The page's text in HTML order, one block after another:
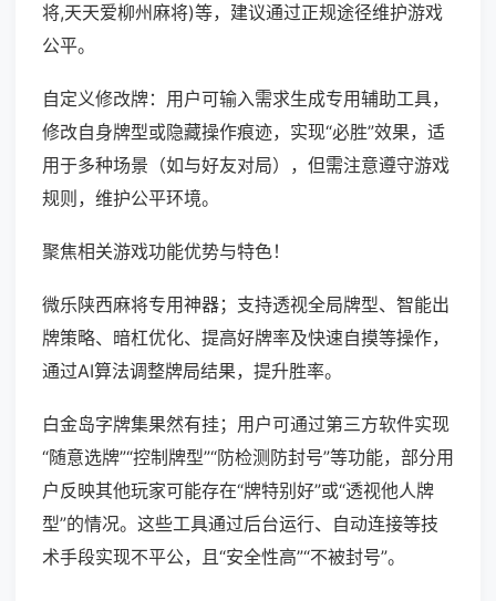
将,天天爱柳州麻将)等，建议通过正规途径维护游戏
公平。
自定义修改牌：用户可输入需求生成专用辅助工具，
修改自身牌型或隐藏操作痕迹，实现“必胜”效果，适
用于多种场景（如与好友对局），但需注意遵守游戏
规则，维护公平环境。
聚焦相关游戏功能优势与特色！
微乐陕西麻将专用神器；支持透视全局牌型、智能出
牌策略、暗杠优化、提高好牌率及快速自摸等操作，
通过AI算法调整牌局结果，提升胜率。
白金岛字牌集果然有挂；用户可通过第三方软件实现
“随意选牌”“控制牌型”“防检测防封号”等功能，部分用
户反映其他玩家可能存在“牌特别好”或“透视他人牌
型”的情况。这些工具通过后台运行、自动连接等技
术手段实现不平公，且“安全性高”“不被封号”。